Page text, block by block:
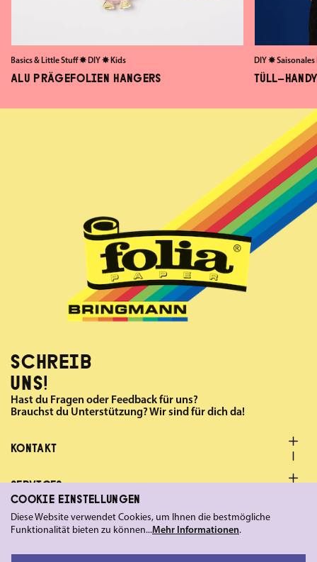
Basics & Little Stuff✸ DIY✸ Kids
ALU PRÄGEFOLIEN HANGERS
DIY✸
TÜLL-
SCHREIB
UNS!
Hast du Fragen oder Feedback für uns?
Brauchst du Unterstützung? Wir sind für dich da!
KONTAKT
SERVICES
FOLGE UNS
COOKIE EINSTELLUNGEN
Diese Website verwendet Cookies, um Ihnen die bestmögliche
Funktionalität bieten zu können...Mehr Informationen.